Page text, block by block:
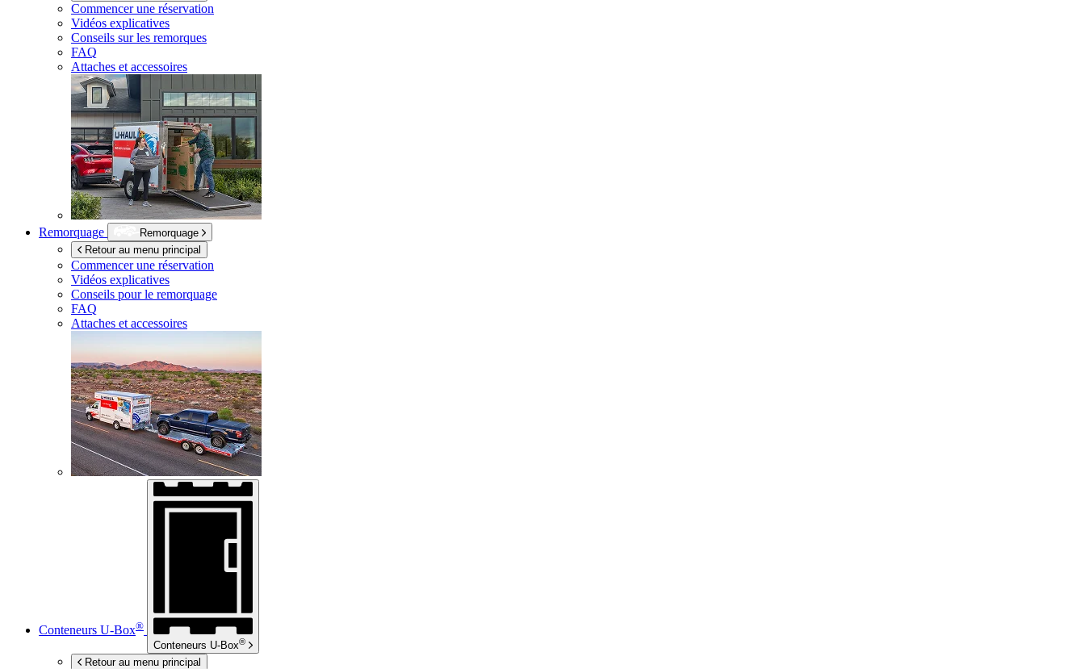
Commencer une réservation
Vidéos explicatives
Conseils sur les remorques
FAQ
Attaches et accessoires
Remorquage
Remorquage
Retour au menu principal
Commencer une réservation
Vidéos explicatives
Conseils pour le remorquage
FAQ
Attaches et accessoires
Conteneurs U-Box®
Conteneurs U-Box®
Retour au menu principal